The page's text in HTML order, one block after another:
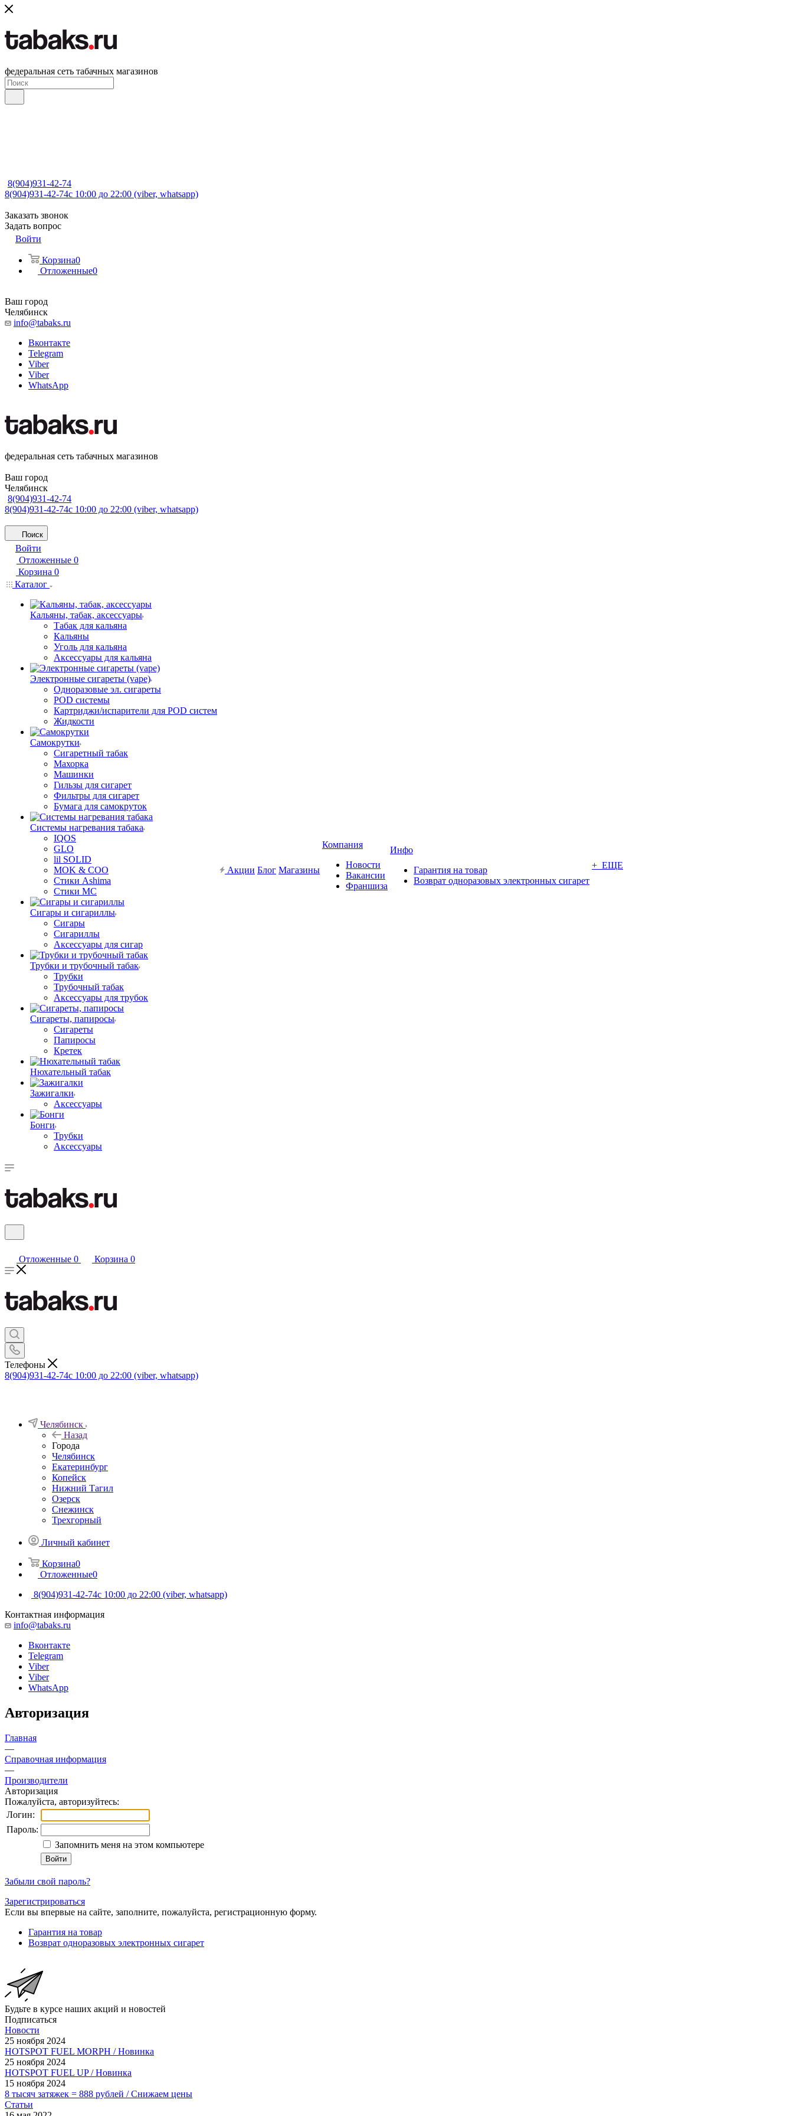
федеральная сеть табачных магазинов
8(904)931-42-74
8(904)931-42-74с 10:00 до 22:00 (viber, whatsapp)
Заказать звонок
Задать вопрос
Войти
Корзина0
Отложенные0
Ваш город
Челябинск
info@tabaks.ru
Вконтакте
Telegram
Viber
Viber
WhatsApp
федеральная сеть табачных магазинов
Ваш город
Челябинск
8(904)931-42-74
8(904)931-42-74с 10:00 до 22:00 (viber, whatsapp)
Поиск
Войти
Отложенные 0
Корзина 0
Каталог
Кальяны, табак, аксессуары
Табак для кальяна
Кальяны
Уголь для кальяна
Аксессуары для кальяна
Электронные сигареты (vape)
Одноразовые эл. сигареты
POD системы
Картриджи/испарители для POD систем
Жидкости
Самокрутки
Сигаретный табак
Махорка
Машинки
Гильзы для сигарет
Фильтры для сигарет
Бумага для самокруток
Системы нагревания табака
IQOS
GLO
lil SOLID
MOK & COO
Стики Ashima
Стики MC
Сигары и сигариллы
Сигары
Сигариллы
Аксессуары для сигар
Трубки и трубочный табак
Трубки
Трубочный табак
Аксессуары для трубок
Сигареты, папиросы
Сигареты
Папиросы
Кретек
Нюхательный табак
Зажигалки
Аксессуары
Бонги
Трубки
Аксессуары
Акции Блог Магазины
Компания
Новости
Вакансии
Франшиза
Инфо
Гарантия на товар
Возврат одноразовых электронных сигарет
+ ЕЩЕ
Отложенные 0 Корзина 0
Телефоны
8(904)931-42-74с 10:00 до 22:00 (viber, whatsapp)
Челябинск
Назад
Города
Челябинск
Екатеринбург
Копейск
Нижний Тагил
Озерск
Снежинск
Трехгорный
Личный кабинет
Корзина0
Отложенные0
8(904)931-42-74с 10:00 до 22:00 (viber, whatsapp)
Контактная информация
info@tabaks.ru
Вконтакте
Telegram
Viber
Viber
WhatsApp
Авторизация
Главная
—
Справочная информация
—
Производители
Авторизация
Пожалуйста, авторизуйтесь:
Логин:
Пароль:
Запомнить меня на этом компьютере
Забыли свой пароль?
Зарегистрироваться
Если вы впервые на сайте, заполните, пожалуйста, регистрационную форму.
Гарантия на товар
Возврат одноразовых электронных сигарет
Будьте в курсе наших акций и новостей
Подписаться
Новости
25 ноября 2024
HOTSPOT FUEL MORPH / Новинка
25 ноября 2024
HOTSPOT FUEL UP / Новинка
15 ноября 2024
8 тысяч затяжек = 888 рублей / Снижаем цены
Статьи